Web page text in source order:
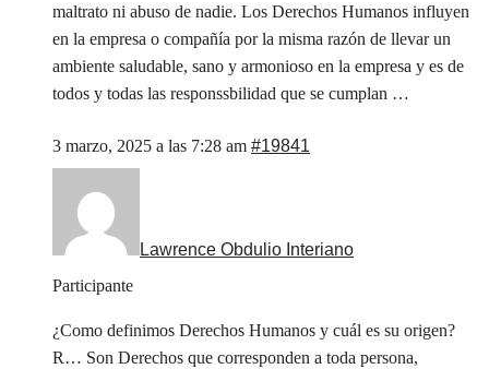
maltrato ni abuso de nadie. Los Derechos Humanos influyen
en la empresa o compañía por la misma razón de llevar un
ambiente saludable, sano y armonioso en la empresa y es de
todos y todas las responssbilidad que se cumplan …
3 marzo, 2025 a las 7:28 am #19841
Lawrence Obdulio Interiano
Participante
¿Como definimos Derechos Humanos y cuál es su origen?
R… Son Derechos que corresponden a toda persona,